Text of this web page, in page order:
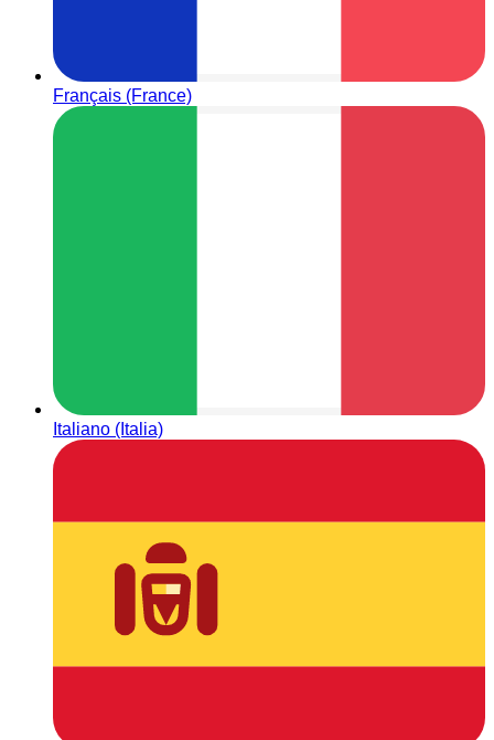
Français (France)
Italiano (Italia)